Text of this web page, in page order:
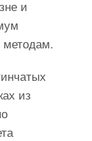
и
методам.
из